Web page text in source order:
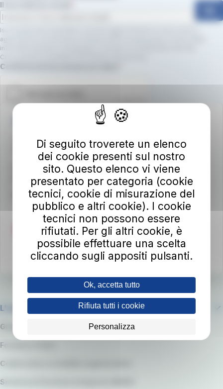
Il tuo indirizzo email
Iscrivendoti alla newsletter, riceverai aggiornamenti su nuovi servizi,
agevolazioni e promozioni. Dichiari inoltre di avere preso visione della
informativa privacy e di prestare il consenso al trattamento dei dati.
Clicca qui per consultare l’informativa sulla privacy.
Campo obbligatorio
Conferma di non essere un robot.
Autolinee Toscane S.p.A.
Viale del Progresso n. 6
50032 Borgo San Lorenzo (FI)
Partita IVA 02194050486
autolineetoscane@pec.it
Per info e reclamiat-bus.it/parlaconat
L'azienda
Gruppo RATP
Fornitori e Gare
Codice etico e modello organizzativo
Sistema di Gestione integrato QARSS
Di seguito troverete un elenco
dei cookie presenti sul nostro
sito. Questo elenco vi viene
presentato per categoria (cookie
tecnici, cookie di misurazione del
pubblico e altri cookie). I cookie
tecnici non possono essere
rifiutati. Per gli altri cookie, è
possibile effettuare una scelta
cliccando sugli appositi pulsanti.
Ok, accetta tutto
Rifiuta tutti i cookie
Personalizza